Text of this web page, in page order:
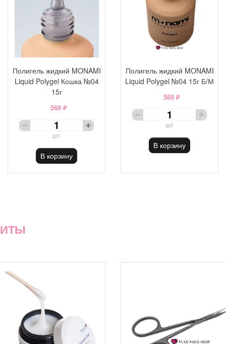
Полигель жидкий MONAMI
Liquid Polygel Кошка №04
15г
569 ₽
шт
В корзину
Полигель жидкий MONAMI
Liquid Polygel №04 15г Б/М
569 ₽
шт
В корзину